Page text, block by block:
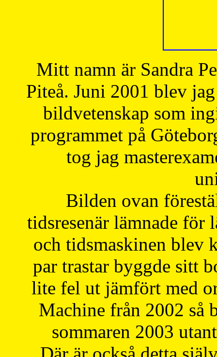
Mitt namn är Sandra
Piteå. Juni 2001 blev
bildvetenskap som
programmet på
tog jag
Bilden ovan
tidsresenär lämnade för
och tidsmaskinen blev
par trastar byggde sitt
lite fel ut jämfört med
Machine från 2002 så
sommaren 2003